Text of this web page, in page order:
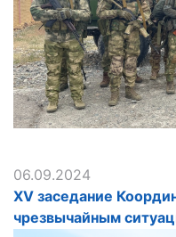
06.09.2024
XV заседание
чрезвычайным